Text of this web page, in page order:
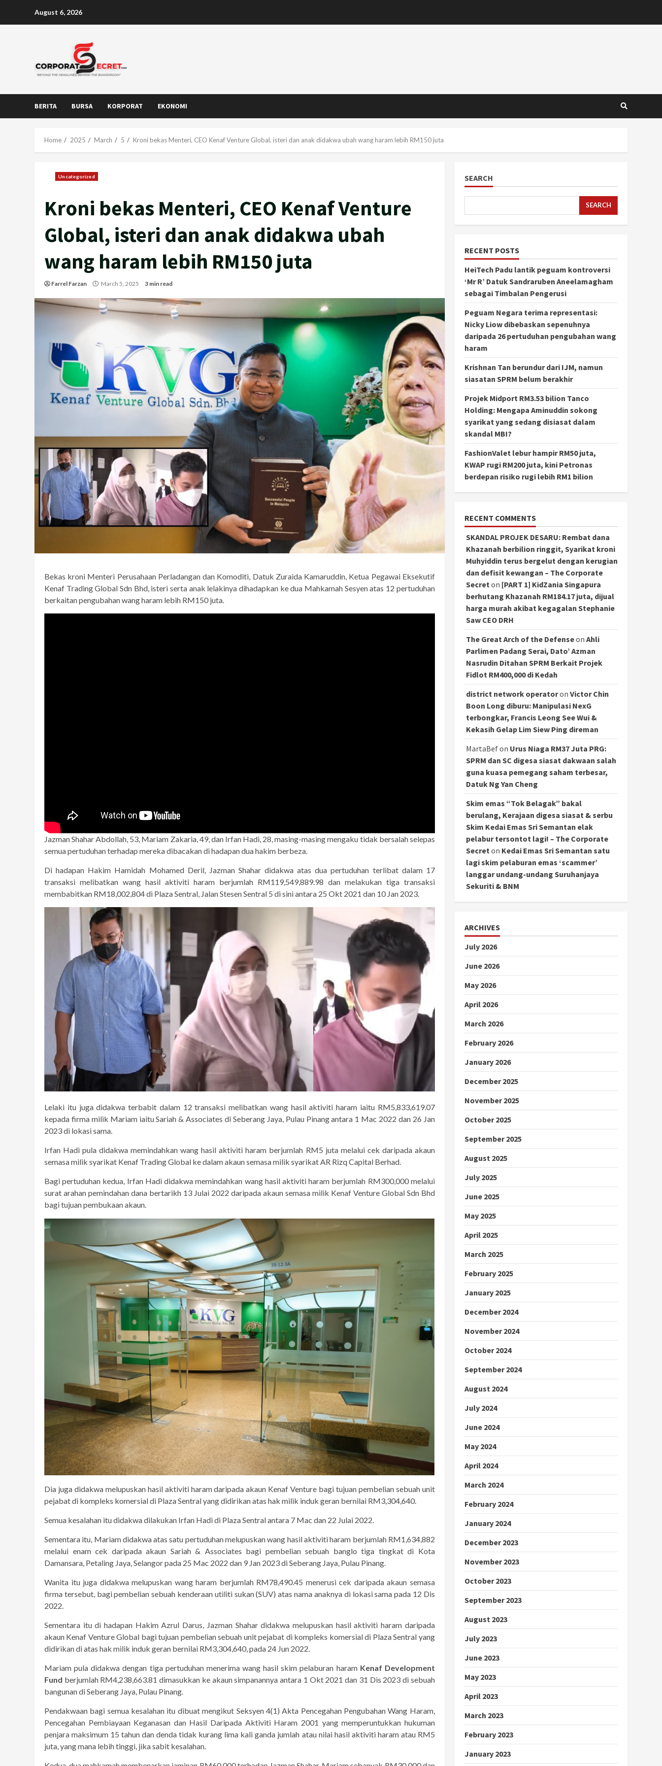
August 6, 2026
BERITA BURSA KORPORAT EKONOMI
Home 2025 March 5 Kroni bekas Menteri, CEO Kenaf Venture Global, isteri dan anak didakwa ubah wang haram lebih RM150 juta
Uncategorized
Kroni bekas Menteri, CEO Kenaf Venture
Global, isteri dan anak didakwa ubah
wang haram lebih RM150 juta
Farrel Farzan March 5, 2025 3 min read
Bekas kroni Menteri Perusahaan Perladangan dan Komoditi, Datuk Zuraida Kamaruddin, Ketua Pegawai Eksekutif
Kenaf Trading Global Sdn Bhd, isteri serta anak lelakinya dihadapkan ke dua Mahkamah Sesyen atas 12 pertuduhan
berkaitan pengubahan wang haram lebih RM150 juta.
Jazman Shahar Abdollah, 53, Mariam Zakaria, 49, dan Irfan Hadi, 28, masing-masing mengaku tidak bersalah selepas
semua pertuduhan terhadap mereka dibacakan di hadapan dua hakim berbeza.
Di hadapan Hakim Hamidah Mohamed Deril, Jazman Shahar didakwa atas dua pertuduhan terlibat dalam 17
transaksi melibatkan wang hasil aktiviti haram berjumlah RM119,549,889.98 dan melakukan tiga transaksi
membabitkan RM18,002,804 di Plaza Sentral, Jalan Stesen Sentral 5 di sini antara 25 Okt 2021 dan 10 Jan 2023.
Lelaki itu juga didakwa terbabit dalam 12 transaksi melibatkan wang hasil aktiviti haram iaitu RM5,833,619.07
kepada firma milik Mariam iaitu Sariah & Associates di Seberang Jaya, Pulau Pinang antara 1 Mac 2022 dan 26 Jan
2023 di lokasi sama.
Irfan Hadi pula didakwa memindahkan wang hasil aktiviti haram berjumlah RM5 juta melalui cek daripada akaun
semasa milik syarikat Kenaf Trading Global ke dalam akaun semasa milik syarikat AR Rizq Capital Berhad.
Bagi pertuduhan kedua, Irfan Hadi didakwa memindahkan wang hasil aktiviti haram berjumlah RM300,000 melalui
surat arahan pemindahan dana bertarikh 13 Julai 2022 daripada akaun semasa milik Kenaf Venture Global Sdn Bhd
bagi tujuan pembukaan akaun.
Dia juga didakwa melupuskan hasil aktiviti haram daripada akaun Kenaf Venture bagi tujuan pembelian sebuah unit
pejabat di kompleks komersial di Plaza Sentral yang didirikan atas hak milik induk geran bernilai RM3,304,640.
Semua kesalahan itu didakwa dilakukan Irfan Hadi di Plaza Sentral antara 7 Mac dan 22 Julai 2022.
Sementara itu, Mariam didakwa atas satu pertuduhan melupuskan wang hasil aktiviti haram berjumlah RM1,634,882
melalui enam cek daripada akaun Sariah & Associates bagi pembelian sebuah banglo tiga tingkat di Kota
Damansara, Petaling Jaya, Selangor pada 25 Mac 2022 dan 9 Jan 2023 di Seberang Jaya, Pulau Pinang.
Wanita itu juga didakwa melupuskan wang haram berjumlah RM78,490.45 menerusi cek daripada akaun semasa
firma tersebut, bagi pembelian sebuah kenderaan utiliti sukan (SUV) atas nama anaknya di lokasi sama pada 12 Dis
2022.
Sementara itu di hadapan Hakim Azrul Darus, Jazman Shahar didakwa melupuskan hasil aktiviti haram daripada
akaun Kenaf Venture Global bagi tujuan pembelian sebuah unit pejabat di kompleks komersial di Plaza Sentral yang
didirikan di atas hak milik induk geran bernilai RM3,304,640, pada 24 Jun 2022.
Mariam pula didakwa dengan tiga pertuduhan menerima wang hasil skim pelaburan haram Kenaf Development
Fund berjumlah RM4,238,663.81 dimasukkan ke akaun simpanannya antara 1 Okt 2021 dan 31 Dis 2023 di sebuah
bangunan di Seberang Jaya, Pulau Pinang.
Pendakwaan bagi semua kesalahan itu dibuat mengikut Seksyen 4(1) Akta Pencegahan Pengubahan Wang Haram,
Pencegahan Pembiayaan Keganasan dan Hasil Daripada Aktiviti Haram 2001 yang memperuntukkan hukuman
penjara maksimum 15 tahun dan denda tidak kurang lima kali ganda jumlah atau nilai hasil aktiviti haram atau RM5
juta, yang mana lebih tinggi, jika sabit kesalahan.
SEARCH
SEARCH
RECENT POSTS
HeiTech Padu lantik peguam kontroversi
‘Mr R’ Datuk Sandraruben Aneelamagham
sebagai Timbalan Pengerusi
Peguam Negara terima representasi:
Nicky Liow dibebaskan sepenuhnya
daripada 26 pertuduhan pengubahan wang
haram
Krishnan Tan berundur dari IJM, namun
siasatan SPRM belum berakhir
Projek Midport RM3.53 bilion Tanco
Holding: Mengapa Aminuddin sokong
syarikat yang sedang disiasat dalam
skandal MBI?
FashionValet lebur hampir RM50 juta,
KWAP rugi RM200 juta, kini Petronas
berdepan risiko rugi lebih RM1 bilion
RECENT COMMENTS
SKANDAL PROJEK DESARU: Rembat dana
Khazanah berbilion ringgit, Syarikat kroni
Muhyiddin terus bergelut dengan kerugian
dan defisit kewangan – The Corporate
Secret on [PART 1] KidZania Singapura
berhutang Khazanah RM184.17 juta, dijual
harga murah akibat kegagalan Stephanie
Saw CEO DRH
The Great Arch of the Defenseon Ahli
Parlimen Padang Serai, Dato’ Azman
Nasrudin Ditahan SPRM Berkait Projek
Fidlot RM400,000 di Kedah
district network operatoron Victor Chin
Boon Long diburu: Manipulasi NexG
terbongkar, Francis Leong See Wui &
Kekasih Gelap Lim Siew Ping direman
MartaBefon Urus Niaga RM37 Juta PRG:
SPRM dan SC digesa siasat dakwaan salah
guna kuasa pemegang saham terbesar,
Datuk Ng Yan Cheng
Skim emas “Tok Belagak” bakal
berulang, Kerajaan digesa siasat & serbu
Skim Kedai Emas Sri Semantan elak
pelabur tersontot lagi! – The Corporate
Secret on Kedai Emas Sri Semantan satu
lagi skim pelaburan emas ‘scammer’
langgar undang-undang Suruhanjaya
Sekuriti & BNM
ARCHIVES
July 2026
June 2026
May 2026
April 2026
March 2026
February 2026
January 2026
December 2025
November 2025
October 2025
September 2025
August 2025
July 2025
June 2025
May 2025
April 2025
March 2025
February 2025
January 2025
December 2024
November 2024
October 2024
September 2024
August 2024
July 2024
June 2024
May 2024
April 2024
March 2024
February 2024
January 2024
December 2023
November 2023
October 2023
September 2023
August 2023
July 2023
June 2023
May 2023
April 2023
March 2023
February 2023
January 2023